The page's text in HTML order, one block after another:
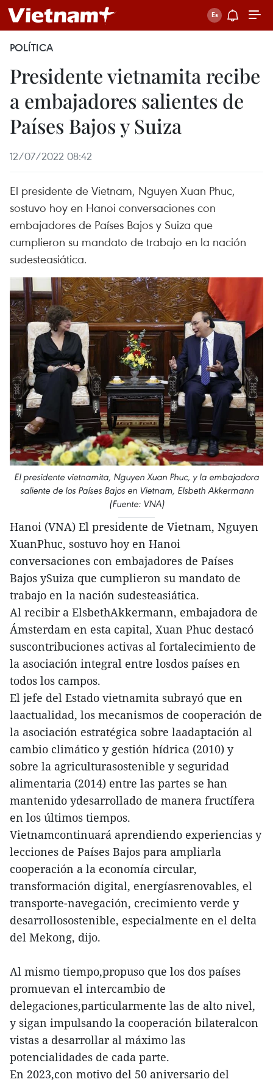
POLÍTICA
Presidente vietnamita recibe
a embajadores salientes de
Países Bajos y Suiza
12/07/2022 08:42
El presidente de Vietnam, Nguyen Xuan Phuc,
sostuvo hoy en Hanoi conversaciones con
embajadores de Países Bajos y Suiza que
cumplieron su mandato de trabajo en la nación
sudesteasiática.
El presidente vietnamita, Nguyen Xuan Phuc, y la embajadora
saliente de los Países Bajos en Vietnam, Elsbeth Akkermann
(Fuente: VNA)
Hanoi (VNA) El presidente de Vietnam, Nguyen
XuanPhuc, sostuvo hoy en Hanoi
conversaciones con embajadores de Países
Bajos ySuiza que cumplieron su mandato de
trabajo en la nación sudesteasiática.
Al recibir a ElsbethAkkermann, embajadora de
Ámsterdam en esta capital, Xuan Phuc destacó
suscontribuciones activas al fortalecimiento de
la asociación integral entre losdos países en
todos los campos.
El jefe del Estado vietnamita subrayó que en
laactualidad, los mecanismos de cooperación de
la asociación estratégica sobre laadaptación al
cambio climático y gestión hídrica (2010) y
sobre la agriculturasostenible y seguridad
alimentaria (2014) entre las partes se han
mantenido ydesarrollado de manera fructífera
en los últimos tiempos.
Vietnamcontinuará aprendiendo experiencias y
lecciones de Países Bajos para ampliarla
cooperación a la economía circular,
transformación digital, energíasrenovables, el
transporte-navegación, crecimiento verde y
desarrollosostenible, especialmente en el delta
del Mekong, dijo.
Al mismo tiempo,propuso que los dos países
promuevan el intercambio de
delegaciones,particularmente las de alto nivel,
y sigan impulsando la cooperación bilateralcon
vistas a desarrollar al máximo las
potencialidades de cada parte.
En 2023,con motivo del 50 aniversario del